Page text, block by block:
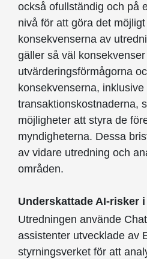
också ofullständig och på
nivå för att göra det
konsekvenserna av
gäller så väl
utvärderingsförmågorna
konsekvenserna, inklusive
transaktionskostnaderna,
möjligheter att styra de
myndigheterna. Dessa
av vidare utredning och
områden.
Underskattade AI-risker
Utredningen använde
assistenter utvecklade av
styrningsverket för att